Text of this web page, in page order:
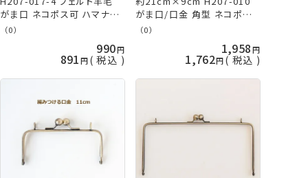
がま口 ネコポス可 ハマナカ
hama 手芸の山久
（0）
990
891 税込
がま口/口金 角型 ネコポス
可 ハマナカ hama 手芸の山
（0）
1,958
1,762 税込